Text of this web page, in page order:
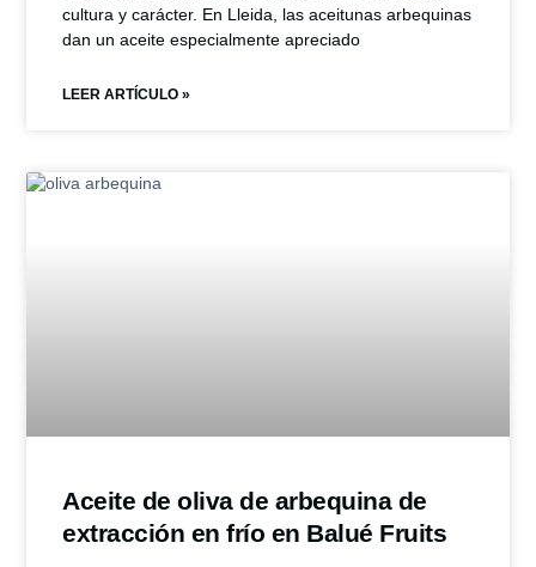
cultura y carácter. En Lleida, las aceitunas arbequinas
dan un aceite especialmente apreciado
LEER ARTÍCULO »
Aceite de oliva de arbequina de
extracción en frío en Balué Fruits